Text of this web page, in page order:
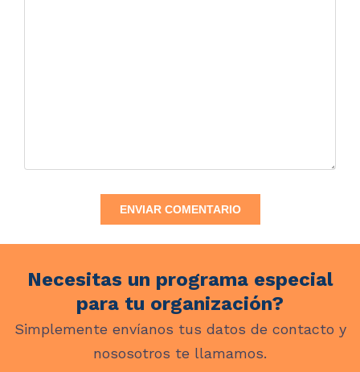
Necesitas un programa especial
para tu organización?
Simplemente envíanos tus datos de contacto y
nososotros te llamamos.